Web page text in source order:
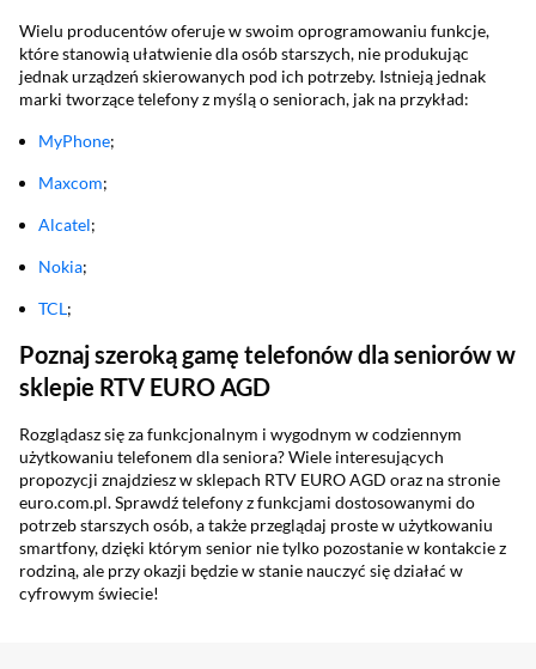
Wielu producentów oferuje w swoim oprogramowaniu funkcje,
które stanowią ułatwienie dla osób starszych, nie produkując
jednak urządzeń skierowanych pod ich potrzeby. Istnieją jednak
marki tworzące telefony z myślą o seniorach, jak na przykład:
MyPhone;
Maxcom;
Alcatel;
Nokia;
TCL;
Poznaj szeroką gamę telefonów dla seniorów w
sklepie RTV EURO AGD
Rozglądasz się za funkcjonalnym i wygodnym w codziennym
użytkowaniu telefonem dla seniora? Wiele interesujących
propozycji znajdziesz w sklepach RTV EURO AGD oraz na stronie
euro.com.pl. Sprawdź telefony z funkcjami dostosowanymi do
potrzeb starszych osób, a także przeglądaj proste w użytkowaniu
smartfony, dzięki którym senior nie tylko pozostanie w kontakcie z
rodziną, ale przy okazji będzie w stanie nauczyć się działać w
cyfrowym świecie!